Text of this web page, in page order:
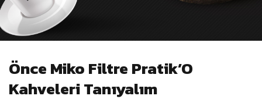
Önce Miko Filtre Pratik’O
Kahveleri Tanıyalım